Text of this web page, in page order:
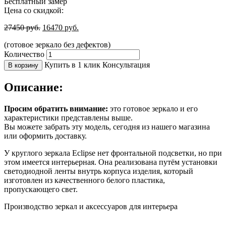
Цена со скидкой:
27450руб. 16470 руб.
(готовое зеркало без дефектов)
Количество
В корзину Купить в 1 клик Консультация
Описание:
Просим обратить внимание: это готовое зеркало и его
характеристики представлены выше.
Вы можете забрать эту модель, сегодня из нашего магазина
или оформить доставку.
У круглого зеркала Eclipse нет фронтальной подсветки, но при
этом имеется интерьерная. Она реализована путём установки
светодиодной ленты внутрь корпуса изделия, который
изготовлен из качественного белого пластика,
пропускающего свет.
Производство зеркал и аксессуаров для интерьера